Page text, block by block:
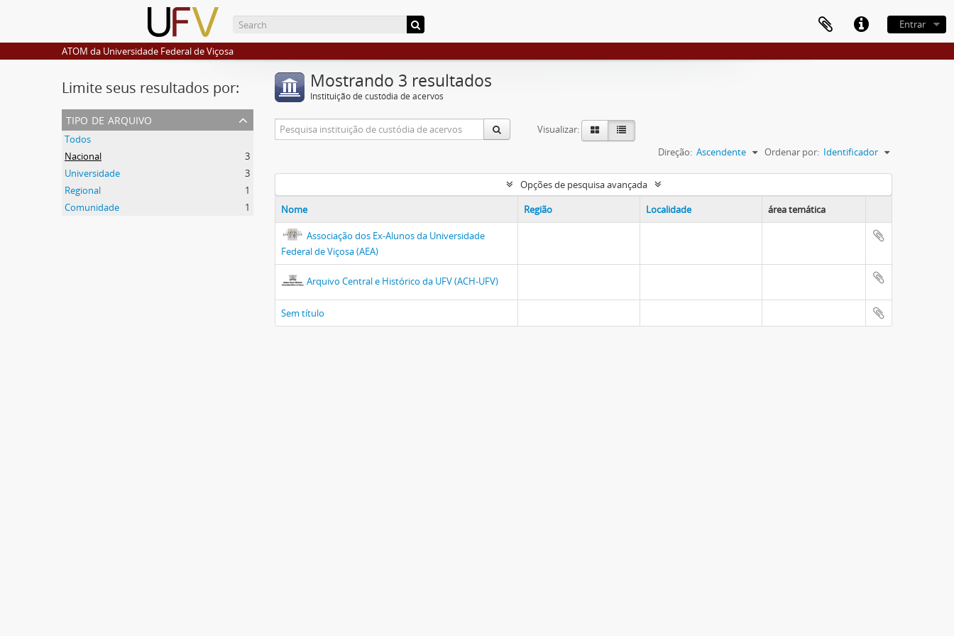
Entrar
ATOM da Universidade Federal de Viçosa
Limite seus resultados por:
tipo de arquivo
Todos
Nacional
3
Universidade
3
Regional
1
Comunidade
1
Mostrando 3 resultados
Instituição de custódia de acervos
Visualizar:
Ordenar por: Identificador
Direção: Ascendente
Opções de pesquisa avançada
Nome
Região Localidade área temática
Associação dos Ex-Alunos da Universidade
Federal de Viçosa (AEA)
Arquivo Central e Histórico da UFV (ACH-UFV)
Sem título